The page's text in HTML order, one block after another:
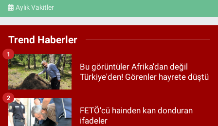
Aylık Vakitler
Trend Haberler
Bu görüntüler Afrika'dan değil
Türkiye'den! Görenler hayrete düştü
1
FETÖ'cü hainden kan donduran
ifadeler
2